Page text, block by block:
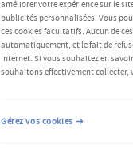
améliorer votre expérience sur le
publicités personnalisées. Vous
ces cookies facultatifs. Aucun de
automatiquement, et le fait de
Internet. Si vous souhaitez en
souhaitons effectivement collecter,
Gérez vos cookies